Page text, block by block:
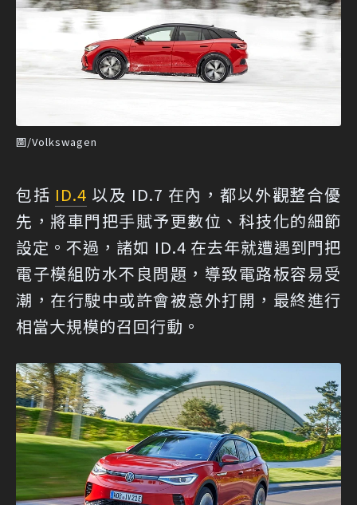
圖/Volkswagen
包括 ID.4 以及 ID.7 在內，都以外觀整合優
先，將車門把手賦予更數位、科技化的細節
設定。不過，諸如 ID.4 在去年就遭遇到門把
電子模組防水不良問題，導致電路板容易受
潮，在行駛中或許會被意外打開，最終進行
相當大規模的召回行動。